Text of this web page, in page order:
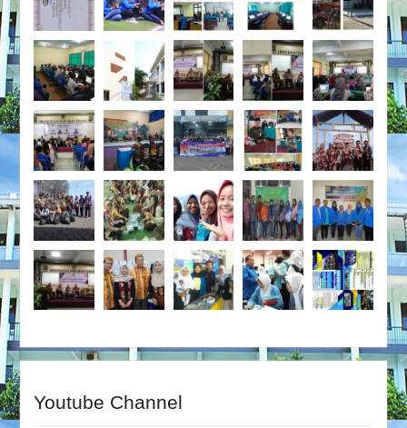
Youtube Channel